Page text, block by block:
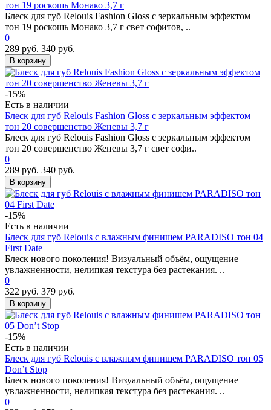
тон 19 роскошь Монако 3,7 г
Блеск для губ Relouis Fashion Gloss с зеркальным эффектом
тон 19 роскошь Монако 3,7 г свет софитов, ..
0
289 руб. 340 руб.
В корзину
-15%
Есть в наличии
Блеск для губ Relouis Fashion Gloss с зеркальным эффектом
тон 20 совершенство Женевы 3,7 г
Блеск для губ Relouis Fashion Gloss с зеркальным эффектом
тон 20 совершенство Женевы 3,7 г свет софи..
0
289 руб. 340 руб.
В корзину
-15%
Есть в наличии
Блеск для губ Relouis с влажным финишем PARADISO тон 04
First Date
Блеск нового поколения! Визуальный объём, ощущение
увлажненности, нелипкая текстура без растекания. ..
0
322 руб. 379 руб.
В корзину
-15%
Есть в наличии
Блеск для губ Relouis с влажным финишем PARADISO тон 05
Don’t Stop
Блеск нового поколения! Визуальный объём, ощущение
увлажненности, нелипкая текстура без растекания. ..
0